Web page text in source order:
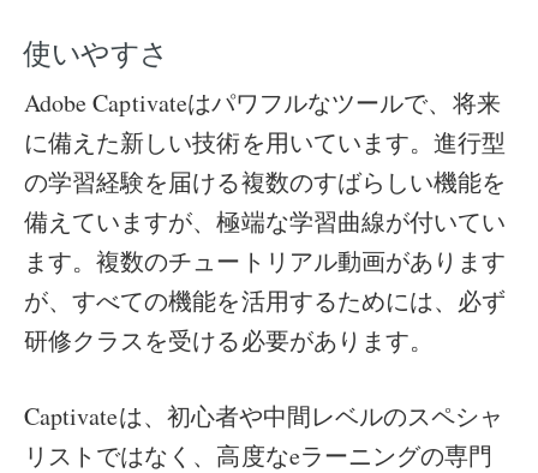
使いやすさ
Adobe Captivateはパワフルなツールで、将来
に備えた新しい技術を用いています。進行型
の学習経験を届ける複数のすばらしい機能を
備えていますが、極端な学習曲線が付いてい
ます。複数のチュートリアル動画があります
が、すべての機能を活用するためには、必ず
研修クラスを受ける必要があります。
Captivateは、初心者や中間レベルのスペシャ
リストではなく、高度なeラーニングの専門